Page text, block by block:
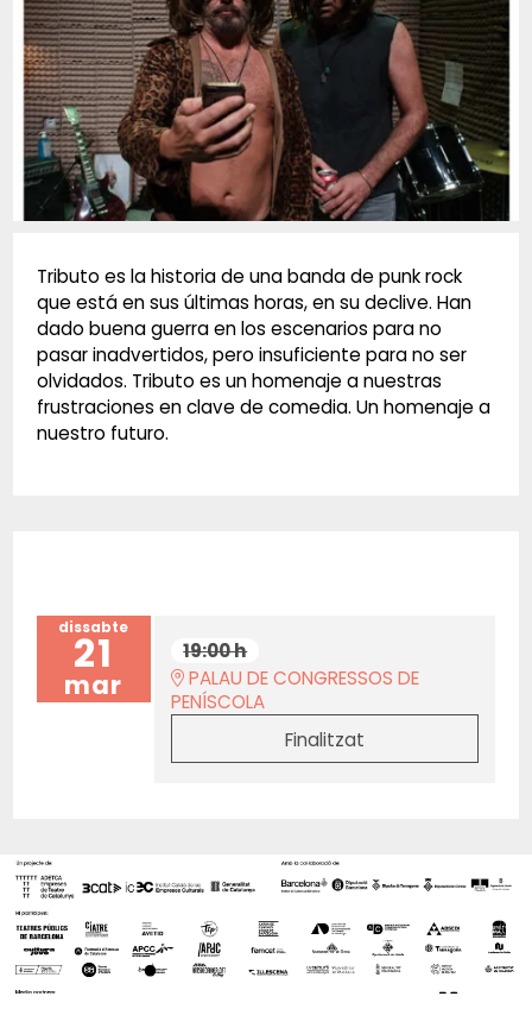
Tributo es la historia de una banda de punk rock
que está en sus últimas horas, en su declive. Han
dado buena guerra en los escenarios para no
pasar inadvertidos, pero insuficiente para no ser
olvidados. Tributo es un homenaje a nuestras
frustraciones en clave de comedia. Un homenaje a
nuestro futuro.
dissabte
21
mar
19:00 h
PALAU DE CONGRESSOS DE
PENÍSCOLA
Finalitzat